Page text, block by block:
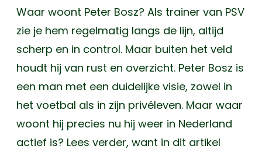
Waar woont Peter Bosz? Als trainer van PSV
zie je hem regelmatig langs de lijn, altijd
scherp en in control. Maar buiten het veld
houdt hij van rust en overzicht. Peter Bosz is
een man met een duidelijke visie, zowel in
het voetbal als in zijn privéleven. Maar waar
woont hij precies nu hij weer in Nederland
actief is? Lees verder, want in dit artikel